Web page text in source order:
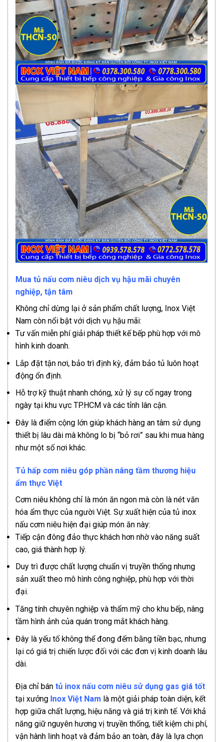
Mua tủ nấu cơm niêu dịch vụ hậu mãi chuyên
nghiệp, tận tâm
Không chỉ dừng lại ở sản phẩm chất lượng, Inox Việt
Nam còn nổi bật với dịch vụ hậu mãi:
Tư vấn miễn phí giải pháp thiết kế bếp phù hợp với mô
hình kinh doanh.
Lắp đặt tận nơi, bảo trì định kỳ, đảm bảo tủ luôn hoạt
động ổn định.
Hỗ trợ kỹ thuật nhanh chóng, xử lý sự cố ngay trong
ngày tại khu vực TP.HCM và các tỉnh lân cận.
Đây là điểm cộng lớn giúp khách hàng an tâm sử dụng
thiết bị lâu dài mà không lo bị “bỏ rơi” sau khi mua hàng
như một số nơi khác.
Tủ hấp cơm niêu góp phần nâng tầm thương hiệu
ẩm thực Việt
Cơm niêu không chỉ là món ăn ngon mà còn là nét văn
hóa ẩm thực của người Việt. Sự xuất hiện của tủ inox
nấu cơm niêu hiện đại giúp món ăn này:
Tiếp cận đông đảo thực khách hơn nhờ vào năng suất
cao, giá thành hợp lý.
Duy trì được chất lượng chuẩn vị truyền thống nhưng
sản xuất theo mô hình công nghiệp, phù hợp với thời
đại.
Tăng tính chuyên nghiệp và thẩm mỹ cho khu bếp, nâng
tầm hình ảnh của quán trong mắt khách hàng.
Đây là yếu tố không thể đong đếm bằng tiền bạc, nhưng
lại có giá trị chiến lược đối với các đơn vị kinh doanh lâu
dài.
Địa chỉ bán tủ inox nấu cơm niêu sử dụng gas giá tốt
tại xưởng Inox Việt Nam là một giải pháp toàn diện, kết
hợp giữa chất lượng, hiệu năng và giá trị kinh tế. Với khả
năng giữ nguyên hương vị truyền thống, tiết kiệm chi phí,
vận hành linh hoạt và đảm bảo an toàn, đây là lựa chọn